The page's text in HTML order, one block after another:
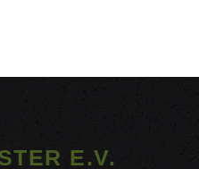
E.V.